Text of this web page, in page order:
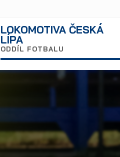
LOKOMOTIVA ČESKÁ
LÍPA
ODDÍL FOTBALU